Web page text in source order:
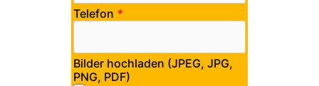
Telefon *
Bilder hochladen (JPEG, JPG,
PNG, PDF)